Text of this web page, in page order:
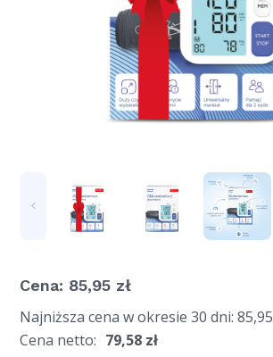
Cena: 85,95 zł
Najniższa cena w okresie 30 dni:85,95
Cena netto: 79,58 zł